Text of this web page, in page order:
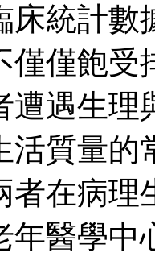
床統計
僅僅飽受
遭遇生理
活質量的
者在病
年醫學